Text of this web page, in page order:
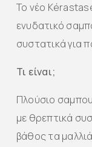
Το νέο
ενυδατικό
συστατικά για
Τι είναι;
Πλούσιο
με θρεπτικά
βάθος τα